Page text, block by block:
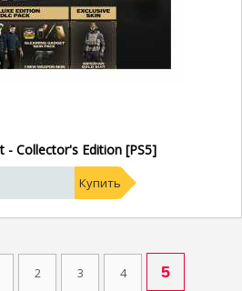
- Collector's Edition [PS5]
Купить
2 3 4 5